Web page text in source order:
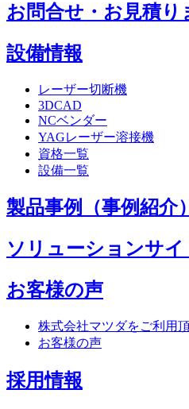
お問合せ・お見積り
設備情報
レーザー切断機
3DCAD
NCベンダー
YAGレーザー溶接機
資格一覧
設備一覧
製品事例（事例紹介）
ソリューションサイ
お客様の声
株式会社マツダをご利用
お客様の声
採用情報